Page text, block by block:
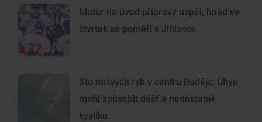
Motor na úvod přípravy uspěl, hned ve
čtvrtek se poměří s Jihlavou
Sto mrtvých ryb v centru Budějc. Úhyn
mohl způsobit déšť a nedostatek
kyslíku